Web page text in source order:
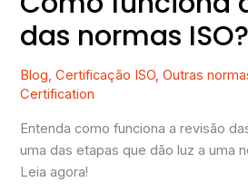
das normas ISO?
Blog,Certificação ISO,Outras
Certification
Entenda como funciona a revisão
uma das etapas que dão luz a uma
Leia agora!